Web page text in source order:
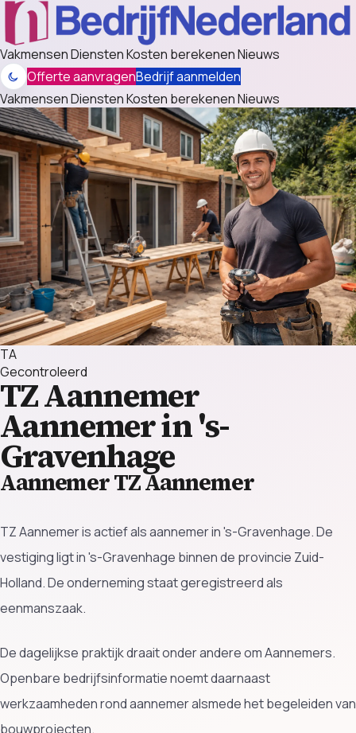
VakmensenDienstenKosten berekenenNieuws
Offerte aanvragenBedrijf aanmelden
VakmensenDienstenKosten berekenenNieuws
TA
Gecontroleerd
TZ Aannemer
Aannemer in 's-
Gravenhage
Aannemer TZ Aannemer
TZ Aannemer is actief als aannemer in 's-Gravenhage. De
vestiging ligt in 's-Gravenhage binnen de provincie Zuid-
Holland. De onderneming staat geregistreerd als
eenmanszaak.
De dagelijkse praktijk draait onder andere om Aannemers.
Openbare bedrijfsinformatie noemt daarnaast
werkzaamheden rond aannemer alsmede het begeleiden van
bouwprojecten.